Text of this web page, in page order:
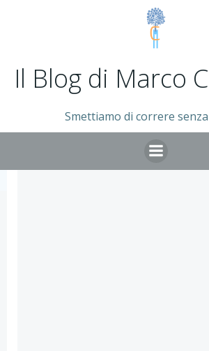
Vai
al
contenuto
Il Blog di Marco
Smettiamo di correre